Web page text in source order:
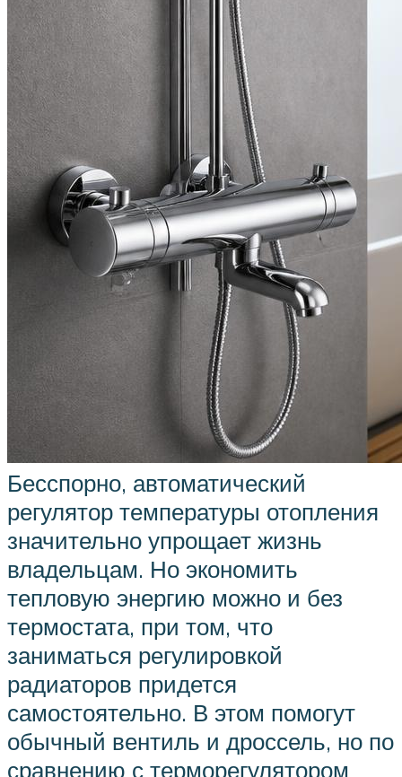
Бесспорно, автоматический
регулятор температуры отопления
значительно упрощает жизнь
владельцам. Но экономить
тепловую энергию можно и без
термостата, при том, что
заниматься регулировкой
радиаторов придется
самостоятельно. В этом помогут
обычный вентиль и дроссель, но по
сравнению с терморегулятором